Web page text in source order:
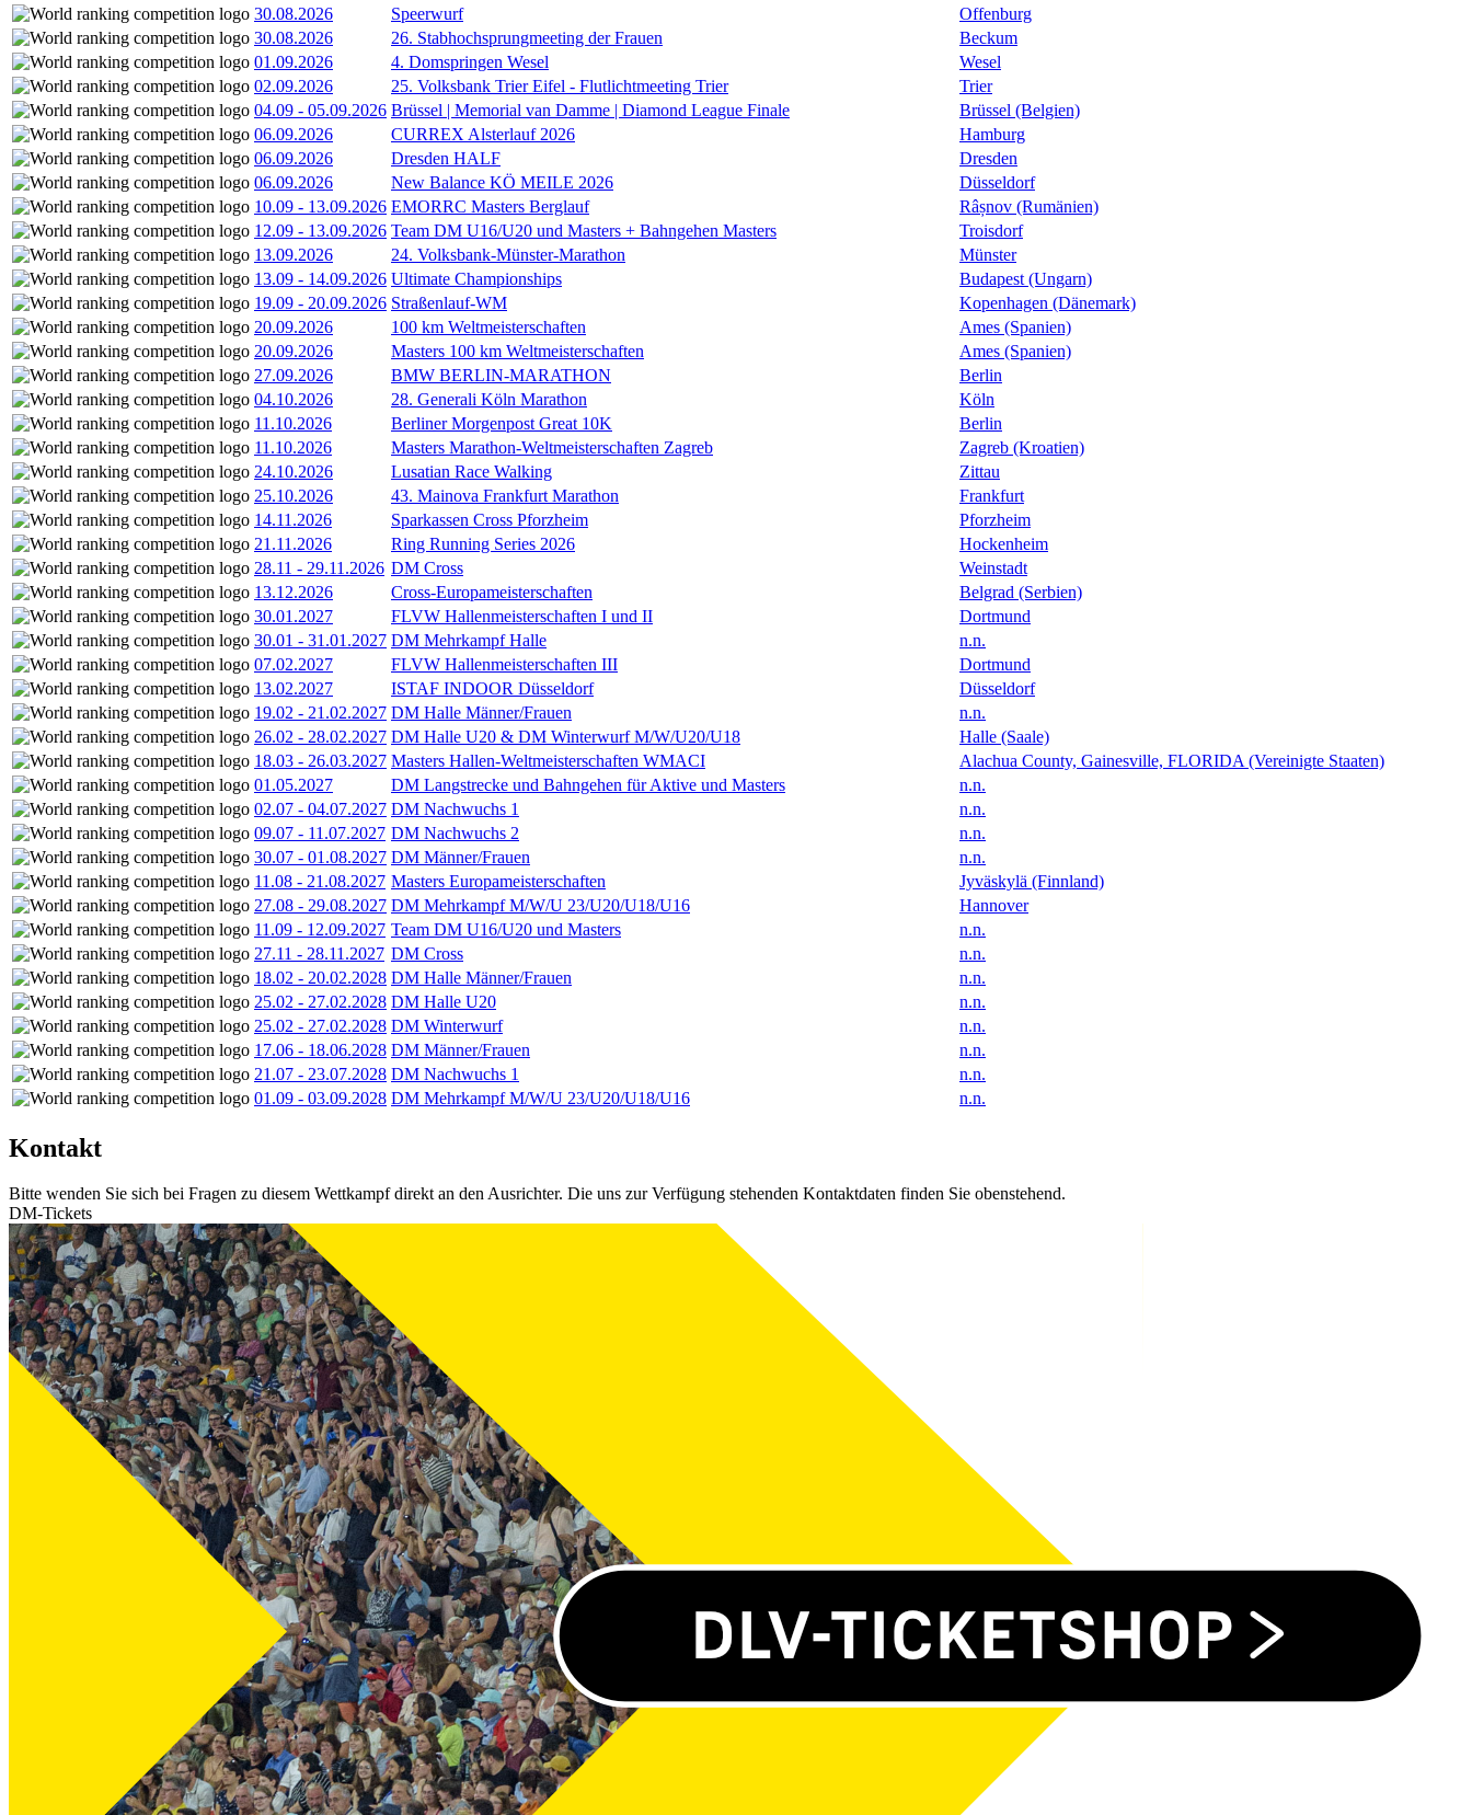
30.08.2026
Speerwurf
Offenburg
30.08.2026
26. Stabhochsprungmeeting der Frauen
Beckum
01.09.2026
4. Domspringen Wesel
Wesel
02.09.2026
25. Volksbank Trier Eifel - Flutlichtmeeting Trier
Trier
04.09 - 05.09.2026 Brüssel | Memorial van Damme | Diamond League Finale
Brüssel (Belgien)
06.09.2026
CURREX Alsterlauf 2026
Hamburg
06.09.2026
Dresden HALF
Dresden
06.09.2026
New Balance KÖ MEILE 2026
Düsseldorf
10.09 - 13.09.2026 EMORRC Masters Berglauf
Râșnov (Rumänien)
12.09 - 13.09.2026 Team DM U16/U20 und Masters + Bahngehen Masters
Troisdorf
13.09.2026
24. Volksbank-Münster-Marathon
Münster
13.09 - 14.09.2026 Ultimate Championships
Budapest (Ungarn)
19.09 - 20.09.2026 Straßenlauf-WM
Kopenhagen (Dänemark)
20.09.2026
100 km Weltmeisterschaften
Ames (Spanien)
20.09.2026
Masters 100 km Weltmeisterschaften
Ames (Spanien)
27.09.2026
BMW BERLIN-MARATHON
Berlin
04.10.2026
28. Generali Köln Marathon
Köln
11.10.2026
Berliner Morgenpost Great 10K
Berlin
11.10.2026
Masters Marathon-Weltmeisterschaften Zagreb
Zagreb (Kroatien)
24.10.2026
Lusatian Race Walking
Zittau
25.10.2026
43. Mainova Frankfurt Marathon
Frankfurt
14.11.2026
Sparkassen Cross Pforzheim
Pforzheim
21.11.2026
Ring Running Series 2026
Hockenheim
28.11 - 29.11.2026 DM Cross
Weinstadt
13.12.2026
Cross-Europameisterschaften
Belgrad (Serbien)
30.01.2027
FLVW Hallenmeisterschaften I und II
Dortmund
30.01 - 31.01.2027 DM Mehrkampf Halle
n.n.
07.02.2027
FLVW Hallenmeisterschaften III
Dortmund
13.02.2027
ISTAF INDOOR Düsseldorf
Düsseldorf
19.02 - 21.02.2027 DM Halle Männer/Frauen
n.n.
26.02 - 28.02.2027 DM Halle U20 & DM Winterwurf M/W/U20/U18
Halle (Saale)
18.03 - 26.03.2027 Masters Hallen-Weltmeisterschaften WMACI
Alachua County, Gainesville, FLORIDA (Vereinigte Staaten)
01.05.2027
DM Langstrecke und Bahngehen für Aktive und Masters
n.n.
02.07 - 04.07.2027 DM Nachwuchs 1
n.n.
09.07 - 11.07.2027 DM Nachwuchs 2
n.n.
30.07 - 01.08.2027 DM Männer/Frauen
n.n.
11.08 - 21.08.2027 Masters Europameisterschaften
Jyväskylä (Finnland)
27.08 - 29.08.2027 DM Mehrkampf M/W/U 23/U20/U18/U16
Hannover
11.09 - 12.09.2027 Team DM U16/U20 und Masters
n.n.
27.11 - 28.11.2027 DM Cross
n.n.
18.02 - 20.02.2028 DM Halle Männer/Frauen
n.n.
25.02 - 27.02.2028 DM Halle U20
n.n.
25.02 - 27.02.2028 DM Winterwurf
n.n.
17.06 - 18.06.2028 DM Männer/Frauen
n.n.
21.07 - 23.07.2028 DM Nachwuchs 1
n.n.
01.09 - 03.09.2028 DM Mehrkampf M/W/U 23/U20/U18/U16 n.n.
Kontakt
Bitte wenden Sie sich bei Fragen zu diesem Wettkampf direkt an den Ausrichter. Die uns zur Verfügung stehenden Kontaktdaten finden Sie obenstehend.
DM-Tickets